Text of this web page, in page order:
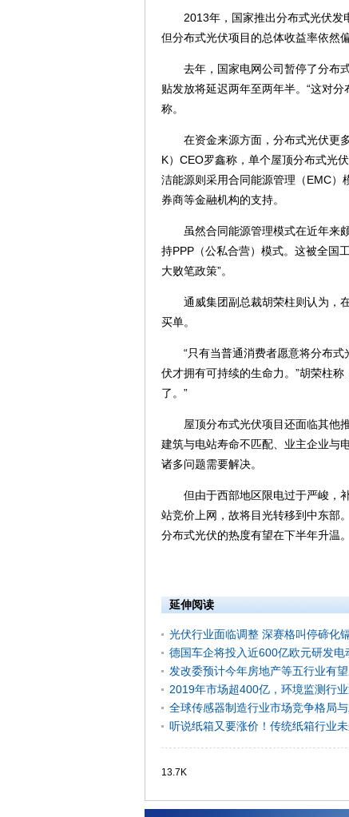
2013年，国家推出分布式光伏发电
但分布式光伏项目的总体收益率依然
去年，国家电网公司暂停了分布式
贴发放将延迟两年至两年半。“这对
称。
在资金来源方面，分布式光伏更多
K）CEO罗鑫称，单个屋顶分布式光
洁能源则采用合同能源管理（EMC）
券商等金融机构的支持。
虽然合同能源管理模式在近年来颇
持PPP（公私合营）模式。这被全国
大败笔政策”。
通威集团副总裁胡荣柱则认为，在
买单。
“只有当普通消费者愿意将分布式
伏才拥有可持续的生命力。”胡荣柱
了。”
屋顶分布式光伏项目还面临其他推
建筑与电站寿命不匹配、业主企业与
诸多问题需要解决。
但由于西部地区限电过于严峻，补
站竞价上网，故将目光转移到中东部
分布式光伏的热度有望在下半年升温。
延伸阅读
光伏行业面临调整 深赛格叫停碲化
德国车企将投入近600亿欧元研发电
发改委预计今年房地产等五行业有
2019年市场超400亿，环境监测行
全球传感器制造行业市场竞争格局
听说纸箱又要涨价！传统纸箱行业未
13.7K